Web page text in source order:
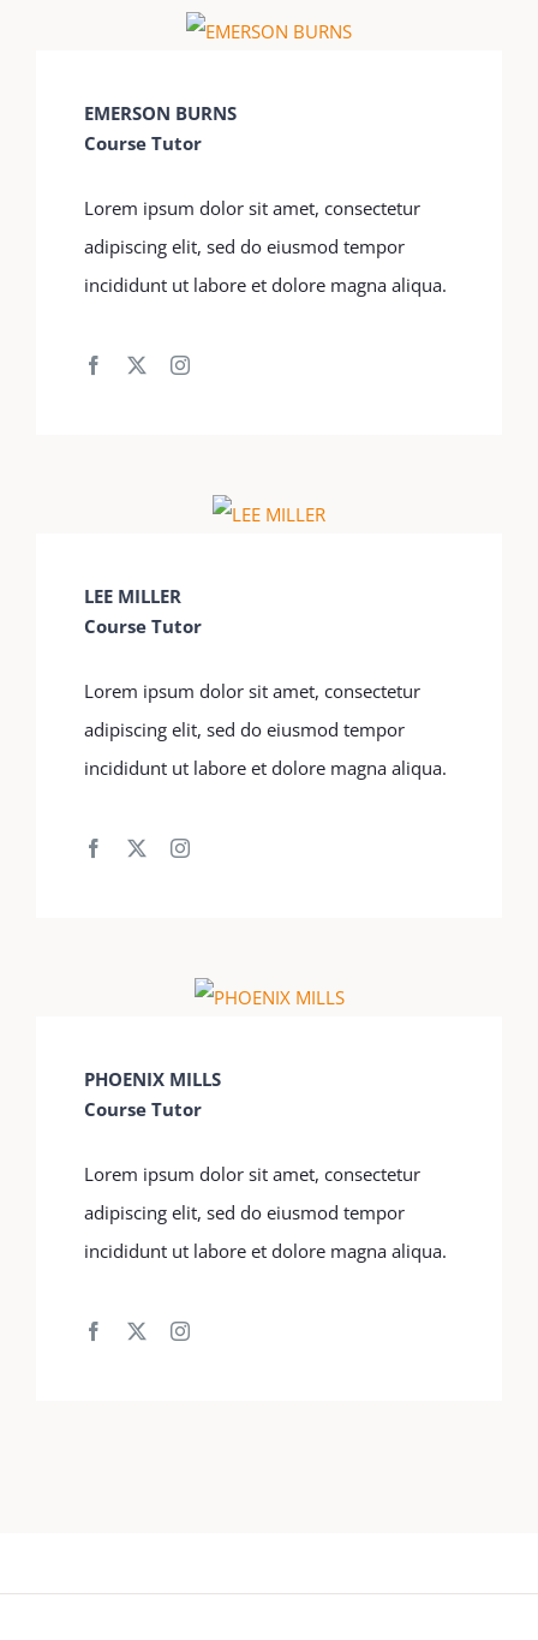
EMERSON BURNS
Course Tutor
Lorem ipsum dolor sit amet, consectetur
adipiscing elit, sed do eiusmod tempor
incididunt ut labore et dolore magna aliqua.
LEE MILLER
Course Tutor
Lorem ipsum dolor sit amet, consectetur
adipiscing elit, sed do eiusmod tempor
incididunt ut labore et dolore magna aliqua.
PHOENIX MILLS
Course Tutor
Lorem ipsum dolor sit amet, consectetur
adipiscing elit, sed do eiusmod tempor
incididunt ut labore et dolore magna aliqua.